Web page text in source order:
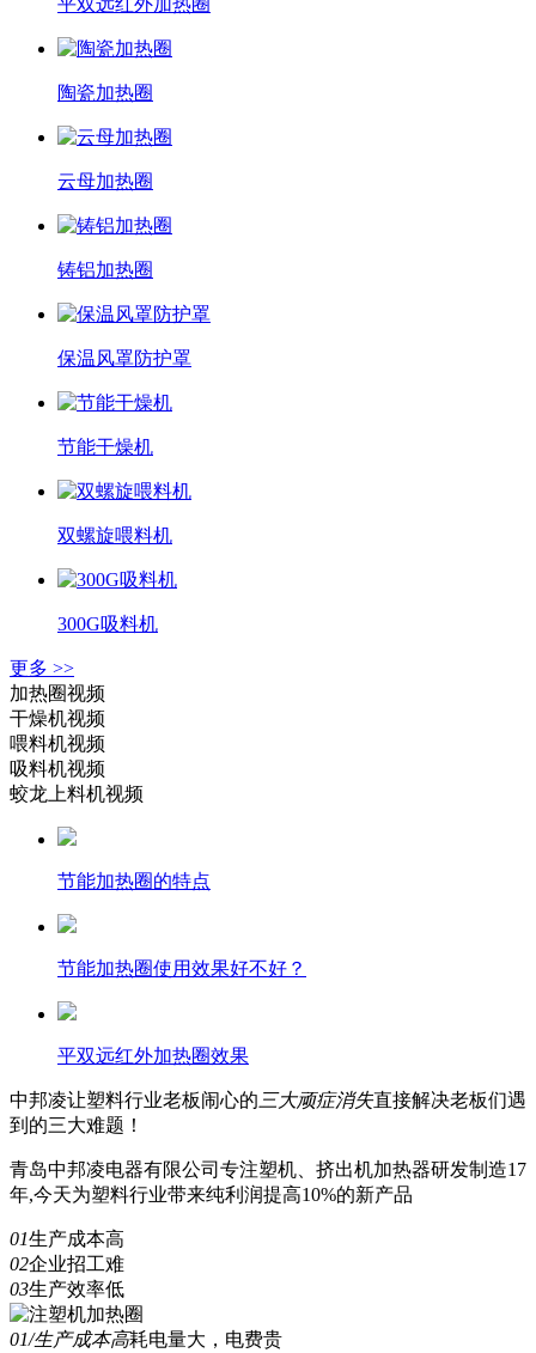
平双远红外加热圈
陶瓷加热圈
云母加热圈
铸铝加热圈
保温风罩防护罩
节能干燥机
双螺旋喂料机
300G吸料机
更多 >>
加热圈视频
干燥机视频
喂料机视频
吸料机视频
蛟龙上料机视频
节能加热圈的特点
节能加热圈使用效果好不好？
平双远红外加热圈效果
中邦凌让塑料行业老板闹心的 三大顽症消失直接解决老板们遇
到的三大难题！
青岛中邦凌电器有限公司专注塑机、挤出机加热器研发制造17
年,今天为塑料行业带来纯利润提高10%的新产品
01生产成本高
02企业招工难
03生产效率低
01/生产成本高耗电量大，电费贵